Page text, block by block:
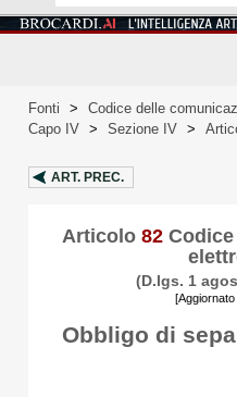
Fonti > Codice delle
Capo IV > Sezione IV >
ART. PREC.
Articolo 82
(D.lgs. 1
Obbligo di